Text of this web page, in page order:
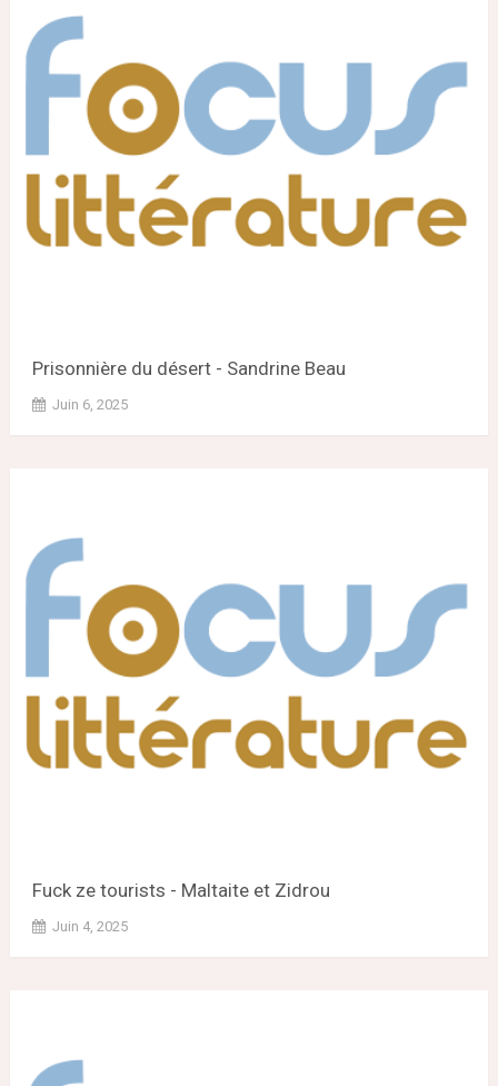
Prisonnière du désert - Sandrine Beau
Juin 6, 2025
Fuck ze tourists - Maltaite et Zidrou
Juin 4, 2025